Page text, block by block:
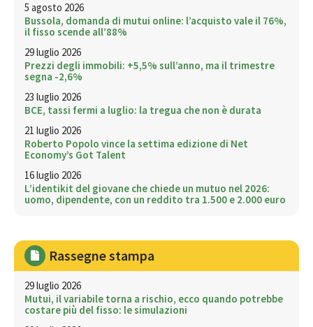
5 agosto 2026
Bussola, domanda di mutui online: l’acquisto vale il 76%,
il fisso scende all’88%
29 luglio 2026
Prezzi degli immobili: +5,5% sull’anno, ma il trimestre
segna -2,6%
23 luglio 2026
BCE, tassi fermi a luglio: la tregua che non è durata
21 luglio 2026
Roberto Popolo vince la settima edizione di Net
Economy’s Got Talent
16 luglio 2026
L’identikit del giovane che chiede un mutuo nel 2026:
uomo, dipendente, con un reddito tra 1.500 e 2.000 euro
Rassegne stampa
29 luglio 2026
Mutui, il variabile torna a rischio, ecco quando potrebbe
costare più del fisso: le simulazioni